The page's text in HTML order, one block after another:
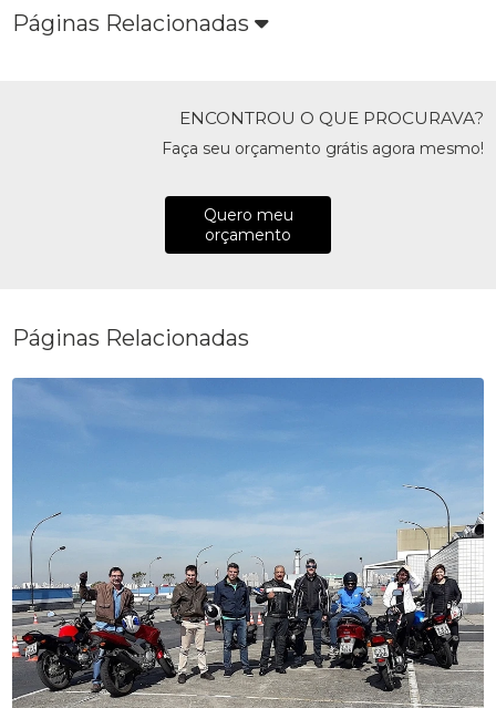
Páginas Relacionadas
ENCONTROU O QUE PROCURAVA?
Faça seu orçamento grátis agora mesmo!
Quero meu
orçamento
Páginas Relacionadas